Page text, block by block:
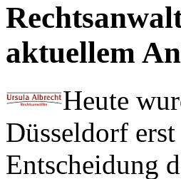
aktuellem
Heute
Düsseldorf
Entscheidung